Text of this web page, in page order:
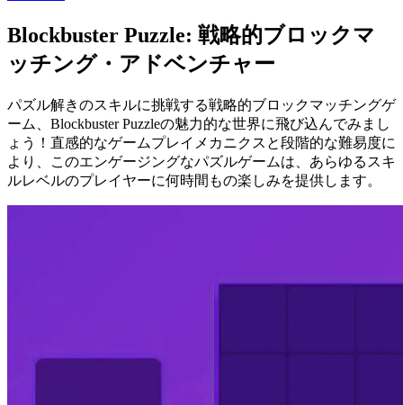
Blockbuster Puzzle: 戦略的ブロックマ
ッチング・アドベンチャー
パズル解きのスキルに挑戦する戦略的ブロックマッチングゲ
ーム、Blockbuster Puzzleの魅力的な世界に飛び込んでみまし
ょう！直感的なゲームプレイメカニクスと段階的な難易度に
より、このエンゲージングなパズルゲームは、あらゆるスキ
ルレベルのプレイヤーに何時間もの楽しみを提供します。